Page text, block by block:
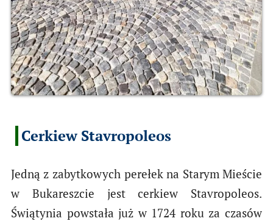
Cerkiew Stavropoleos
Jedną z zabytkowych perełek na Starym Mieście
w Bukareszcie jest cerkiew Stavropoleos.
Świątynia powstała już w 1724 roku za czasów